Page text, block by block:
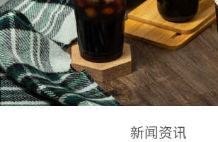
新闻资讯